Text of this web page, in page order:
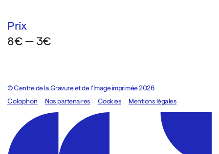
Prix
8€ — 3€
© Centre de la Gravure et de l’Image imprimée 2026
Colophon
Design:Marcel Kaczmarek, code:8080.studio
Nos partenaires Cookies Mentions légales